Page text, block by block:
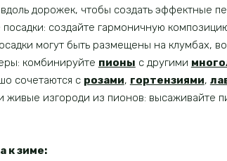
вдоль дорожек, чтобы создать эффектные
посадки: создайте гармоничную
могут быть размещены на клумбах,
комбинируйте пионы с другими
сочетаются с розами, гортензиями,
живые изгороди из пионов: высаживайте
к зиме: